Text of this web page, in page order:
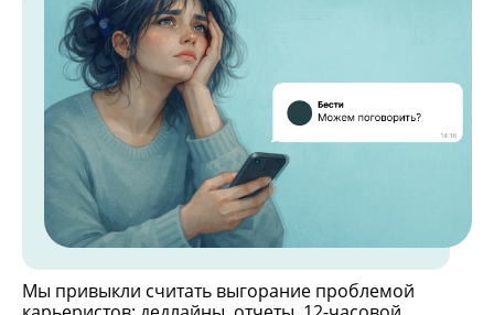
Мы привыкли считать выгорание проблемой